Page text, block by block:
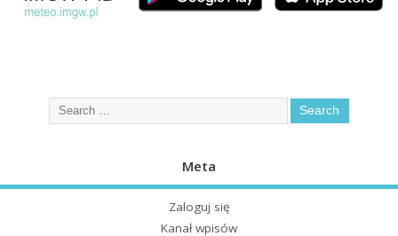
Meta
Zaloguj się
Kanał wpisów